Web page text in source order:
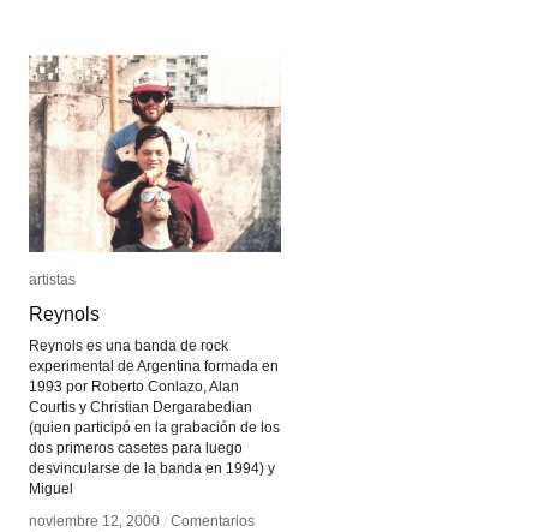
artistas
Reynols
Reynols es una banda de rock
experimental de Argentina formada en
1993 por Roberto Conlazo, Alan
Courtis y Christian Dergarabedian
(quien participó en la grabación de los
dos primeros casetes para luego
desvincularse de la banda en 1994) y
Miguel
noviembre 12, 2000 / Comentarios
artistas
Reynols
noviembre 12, 2000 / Comentarios